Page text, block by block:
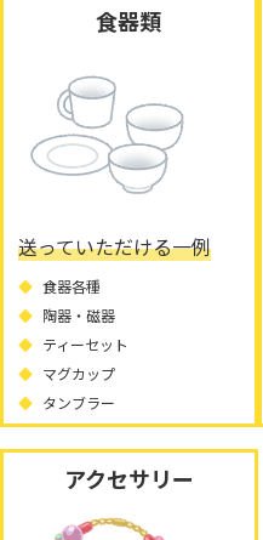
食器類
送っていただける一例
食器各種
陶器・磁器
ティーセット
マグカップ
タンブラー
アクセサリー